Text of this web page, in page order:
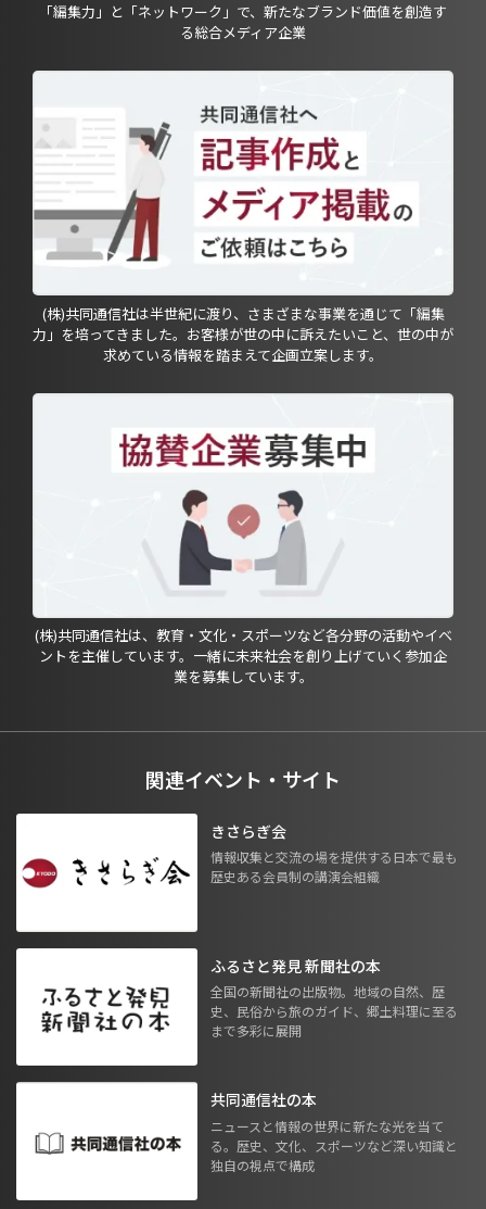
「編集力」と「ネットワーク」で、新たなブランド価値を創造す
る総合メディア企業
(株)共同通信社は半世紀に渡り、さまざまな事業を通じて「編集
力」を培ってきました。お客様が世の中に訴えたいこと、世の中が
求めている情報を踏まえて企画立案します。
(株)共同通信社は、教育・文化・スポーツなど各分野の活動やイベ
ントを主催しています。一緒に未来社会を創り上げていく参加企
業を募集しています。
関連イベント・サイト
きさらぎ会
情報収集と交流の場を提供する日本で最も
歴史ある会員制の講演会組織
ふるさと発見 新聞社の本
全国の新聞社の出版物。地域の自然、歴
史、民俗から旅のガイド、郷土料理に至る
まで多彩に展開
共同通信社の本
ニュースと情報の世界に新たな光を当て
る。歴史、文化、スポーツなど深い知識と
独自の視点で構成